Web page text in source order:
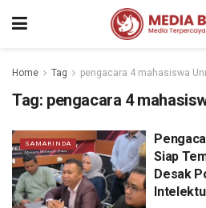
Home Tag pengacara 4 mahasiswa
Tag: pengacara 4
SAMARINDA
Siap
Desak